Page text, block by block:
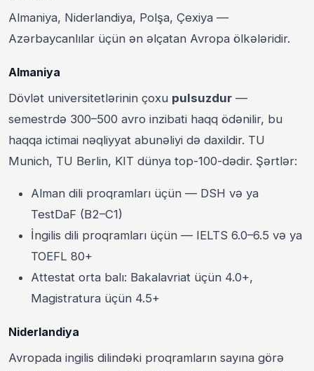
Almaniya, Niderlandiya, Polşa, Çexiya —
Azərbaycanlılar üçün ən əlçatan Avropa ölkələridir.
Almaniya
Dövlət universitetlərinin çoxu pulsuzdur —
semestrdə 300–500 avro inzibati haqq ödənilir, bu
haqqa ictimai nəqliyyat abunəliyi də daxildir. TU
Munich, TU Berlin, KIT dünya top-100-dədir. Şərtlər:
Alman dili proqramları üçün — DSH və ya
TestDaF (B2–C1)
İngilis dili proqramları üçün — IELTS 6.0–6.5 və ya
TOEFL 80+
Attestat orta balı: Bakalavriat üçün 4.0+,
Magistratura üçün 4.5+
Niderlandiya
Avropada ingilis dilindəki proqramların sayına görə